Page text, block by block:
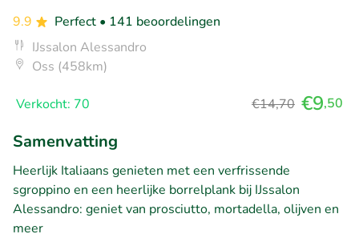
9.9 Perfect • 141 beoordelingen
IJssalon Alessandro
Oss (458km)
Verkocht: 70 €14,70 €9,50
Samenvatting
Heerlijk Italiaans genieten met een verfrissende
sgroppino en een heerlijke borrelplank bij IJssalon
Alessandro: geniet van prosciutto, mortadella, olijven en
meer